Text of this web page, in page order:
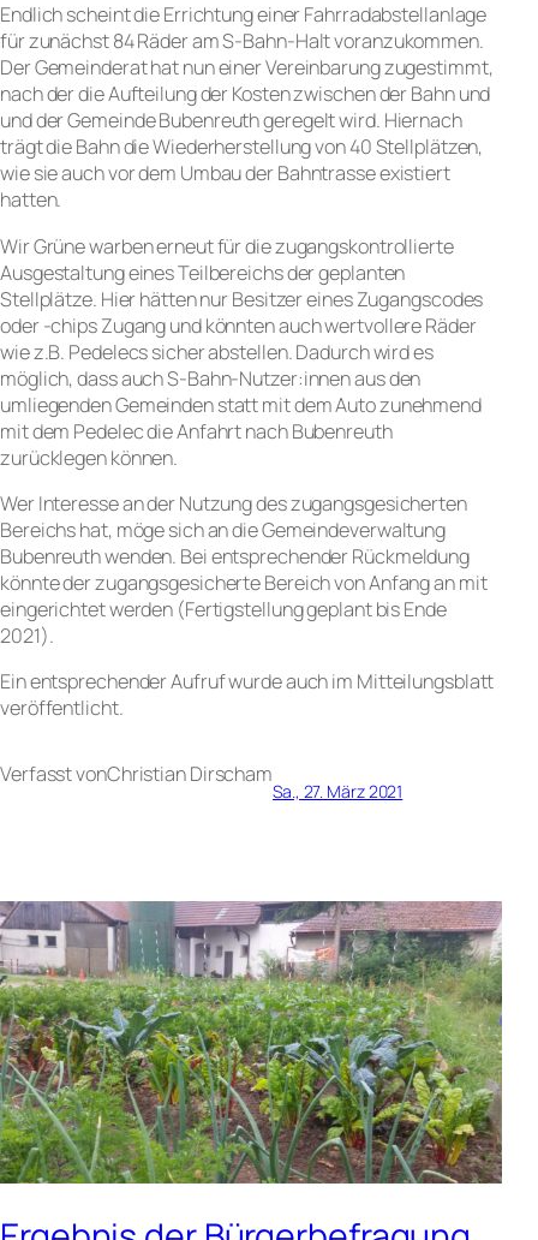
Endlich scheint die Errichtung einer Fahrradabstellanlage
für zunächst 84 Räder am S-Bahn-Halt voranzukommen.
Der Gemeinderat hat nun einer Vereinbarung zugestimmt,
nach der die Aufteilung der Kosten zwischen der Bahn und
und der Gemeinde Bubenreuth geregelt wird. Hiernach
trägt die Bahn die Wiederherstellung von 40 Stellplätzen,
wie sie auch vor dem Umbau der Bahntrasse existiert
hatten.
Wir Grüne warben erneut für die zugangskontrollierte
Ausgestaltung eines Teilbereichs der geplanten
Stellplätze. Hier hätten nur Besitzer eines Zugangscodes
oder -chips Zugang und könnten auch wertvollere Räder
wie z.B. Pedelecs sicher abstellen. Dadurch wird es
möglich, dass auch S-Bahn-Nutzer:innen aus den
umliegenden Gemeinden statt mit dem Auto zunehmend
mit dem Pedelec die Anfahrt nach Bubenreuth
zurücklegen können.
Wer Interesse an der Nutzung des zugangsgesicherten
Bereichs hat, möge sich an die Gemeindeverwaltung
Bubenreuth wenden. Bei entsprechender Rückmeldung
könnte der zugangsgesicherte Bereich von Anfang an mit
eingerichtet werden (Fertigstellung geplant bis Ende
2021).
Ein entsprechender Aufruf wurde auch im Mitteilungsblatt
veröffentlicht.
Verfasst vonChristian Dirscham
Sa., 27. März 2021